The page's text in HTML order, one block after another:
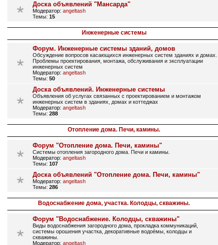
Доска объявлений "Мансарда"
Модератор: angeltash
Темы: 15
Инженерные системы
Форум. Инженерные системы зданий, домов
Обсуждение вопросов касающихся инженерных систем зданиях и домах.
Проблемы проектирования, монтажа, обслуживания и эксплуатации
инженерных систем
Модератор: angeltash
Темы: 50
Доска объявлений. Инженерные системы
Объявления об услугах связанных с проектированием и монтажом
инженерных систем в зданиях, домах и коттеджах
Модератор: angeltash
Темы: 288
Отопление дома. Печи, камины.
Форум "Отопление дома. Печи, камины"
Системы отопления загородного дома. Печи и камины.
Модератор: angeltash
Темы: 107
Доска объявлений "Отопление дома. Печи, камины"
Модератор: angeltash
Темы: 286
Водоснабжение дома, участка. Колодцы, скважины.
Форум "Водоснабжение. Колодцы, скважины"
Виды водоснабжения загородного дома, прокладка коммуникаций,
системы орошения участка, декоративные водоёмы, колодцы и
скважины.
Модератор: angeltash